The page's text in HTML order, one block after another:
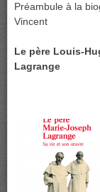
Préambule à la
Vincent
Le père Louis-
Lagrange